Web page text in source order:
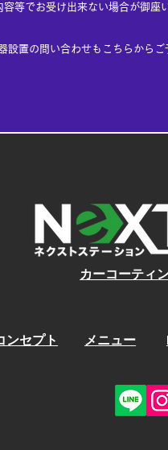
等でお受け出来ない場合が御座
設置の問い合わせもこちらからご
カーコーティ
ンセプト メニュー